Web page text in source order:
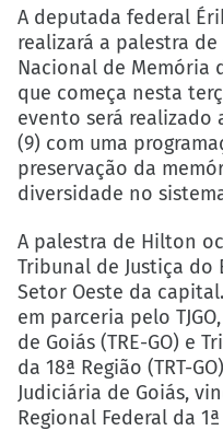
A deputada federal
realizará a palestra
Nacional de Memória
que começa nesta
evento será
(9) com uma
preservação da
diversidade no
A palestra de Hilton
Tribunal de Justiça do
Setor Oeste da
em parceria pelo
de Goiás (TRE-GO) e
da 18ª Região (TRT-
Judiciária de Goiás,
Regional Federal da 1ª